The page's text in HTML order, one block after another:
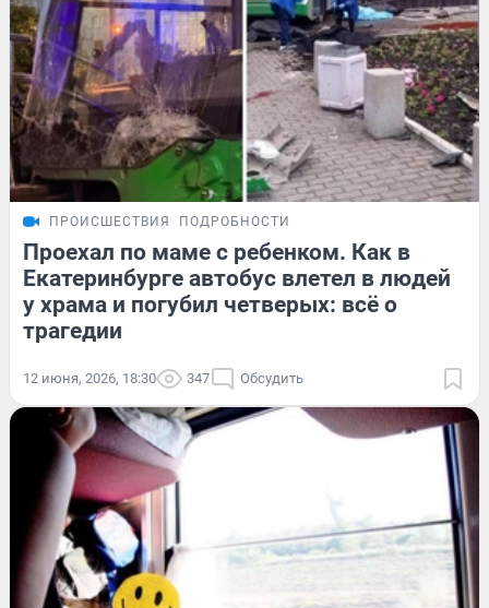
ПРОИСШЕСТВИЯ ПОДРОБНОСТИ
Проехал по маме с ребенком. Как в
Екатеринбурге автобус влетел в людей
у храма и погубил четверых: всё о
трагедии
12 июня, 2026, 18:30 347 Обсудить